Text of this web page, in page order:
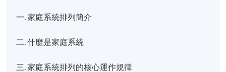
一. 家庭系統排列簡介
二. 什麼是家庭系統
三. 家庭系統排列的核心運作規律